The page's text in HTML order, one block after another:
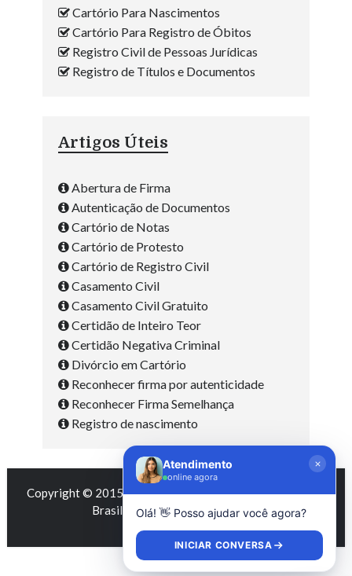
Cartório Para Nascimentos
Cartório Para Registro de Óbitos
Registro Civil de Pessoas Jurídicas
Registro de Títulos e Documentos
Artigos Úteis
Abertura de Firma
Autenticação de Documentos
Cartório de Notas
Cartório de Protesto
Cartório de Registro Civil
Casamento Civil
Casamento Civil Gratuito
Certidão de Inteiro Teor
Certidão Negativa Criminal
Divórcio em Cartório
Reconhecer firma por autenticidade
Reconhecer Firma Semelhança
Registro de nascimento
Copyright © 2015 - 2026 byCartórios e Tabelionatos do
Brasil
Contato|Termos de Uso
Atendimento
online agora
Olá! 👋 Posso ajudar você agora?
INICIAR CONVERSA